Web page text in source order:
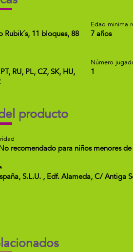
Rubik´s, 11 bloques, 88
Edad minima
7 años
RU, PL, CZ, SK, HU,
Número
1
producto
recomendado para niños menores
S.L.U. , Edf. Alameda, C/ Antiga